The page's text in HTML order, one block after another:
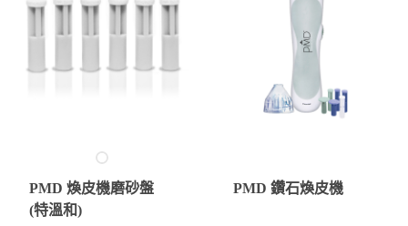
PMD 煥皮機磨砂盤
(特溫和)
PMD 鑽石煥皮機